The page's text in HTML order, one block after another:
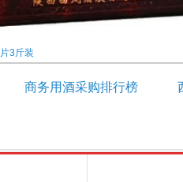
3斤装
商务用酒采购排行榜